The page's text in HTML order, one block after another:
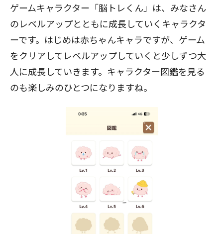
ゲームキャラクター「脳トレくん」は、みなさん
のレベルアップとともに成長していくキャラクタ
ーです。はじめは赤ちゃんキャラですが、ゲーム
をクリアしてレベルアップしていくと少しずつ大
人に成長していきます。キャラクター図鑑を見る
のも楽しみのひとつになりますね。